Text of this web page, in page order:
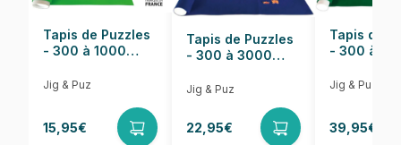
Tapis de Puzzles
- 300 à 1000
Jig & Puz
15,95€
Tapis de Puzzles
- 300 à 3000
Jig & Puz
22,95€
Tapis de
- 300 à
Jig & Puz
39,95€